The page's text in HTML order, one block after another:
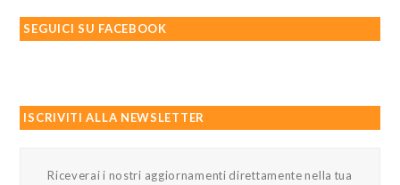
SEGUICI SU FACEBOOK
ISCRIVITI ALLA NEWSLETTER
Riceverai i nostri aggiornamenti direttamente nella tua